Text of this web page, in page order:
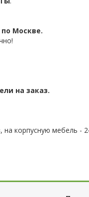
по Москве.
на заказ.
корпусную мебель -